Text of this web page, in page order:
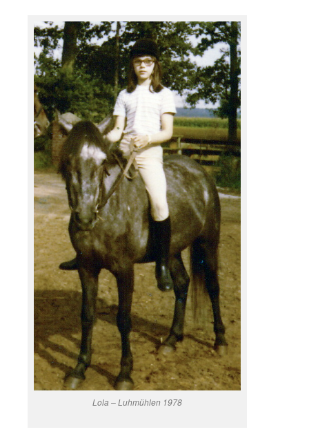
Lola – Luhmühlen 1978